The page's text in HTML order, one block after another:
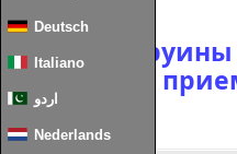
Deutsch
Italiano
اردو
Nederlands
Разбитые руины
испортили
Freeview